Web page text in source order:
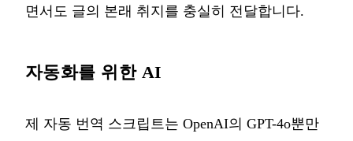
면서도 글의 본래 취지를 충실히 전달합니다.
자동화를 위한 AI
제 자동 번역 스크립트는 OpenAI의 GPT-4o뿐만